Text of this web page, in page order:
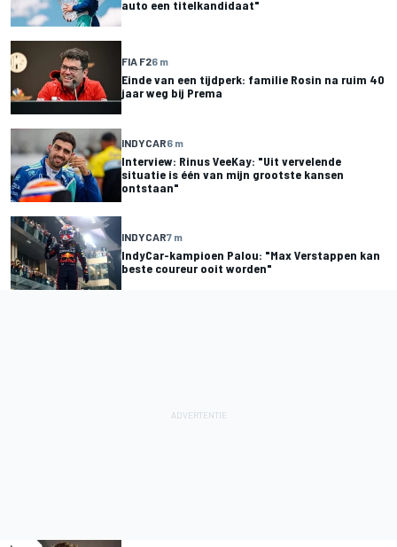
auto een titelkandidaat"
FIA F26 m
Einde van een tijdperk: familie Rosin na ruim 40
jaar weg bij Prema
INDYCAR6 m
Interview: Rinus VeeKay: "Uit vervelende
situatie is één van mijn grootste kansen
ontstaan"
INDYCAR7 m
IndyCar-kampioen Palou: "Max Verstappen kan
beste coureur ooit worden"